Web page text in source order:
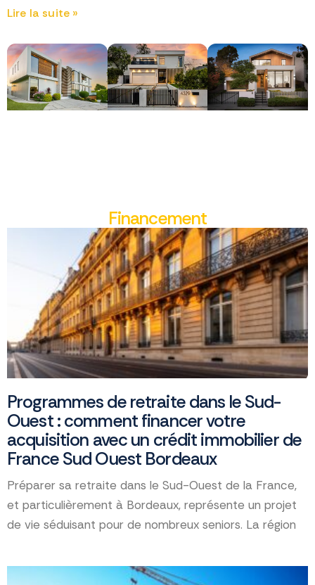
Lire la suite »
Financement
Programmes de retraite dans le Sud-
Ouest : comment financer votre
acquisition avec un crédit immobilier de
France Sud Ouest Bordeaux
Préparer sa retraite dans le Sud-Ouest de la France,
et particulièrement à Bordeaux, représente un projet
de vie séduisant pour de nombreux seniors. La région